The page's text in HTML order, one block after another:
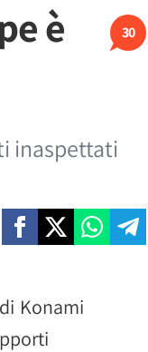
30
è
inaspettati
Konami